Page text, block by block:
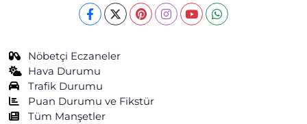
Nöbetçi Eczaneler
Hava Durumu
Trafik Durumu
Puan Durumu ve Fikstür
Tüm Manşetler